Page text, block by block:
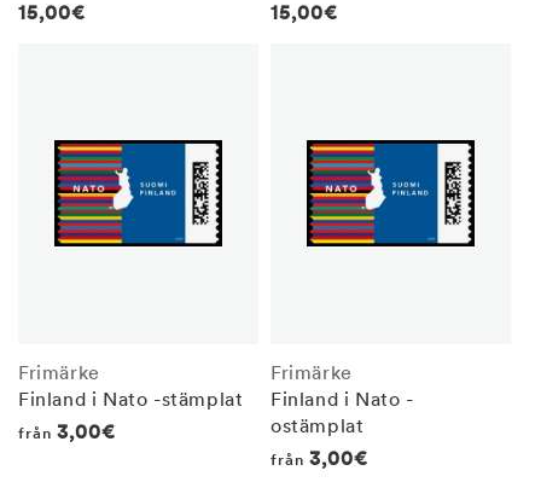
Regular
15,00€
Regular
15,00€
Frimärke
Finland i Nato -stämplat
Regular
från 3,00€
Frimärke
Finland i Nato -
ostämplat
Regular
från 3,00€